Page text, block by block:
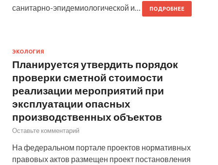
санитарно-эпидемиологической и…
ПОДРОБНЕЕ
ЭКОЛОГИЯ
Планируется утвердить порядок
проверки сметной стоимости
реализации мероприятий при
эксплуатации опасных
производственных объектов
Оставьте комментарий
На федеральном портале проектов нормативных
правовых актов размещен проект постановления